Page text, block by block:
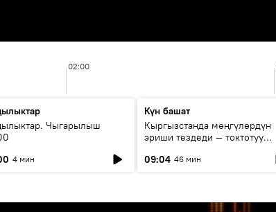
02:00
Чыгарылыш
4 мин
Күн башат
Кыргызстанда мөңгүлөрдүн
эриши тездеди — токтотуу
09:04 46 мин